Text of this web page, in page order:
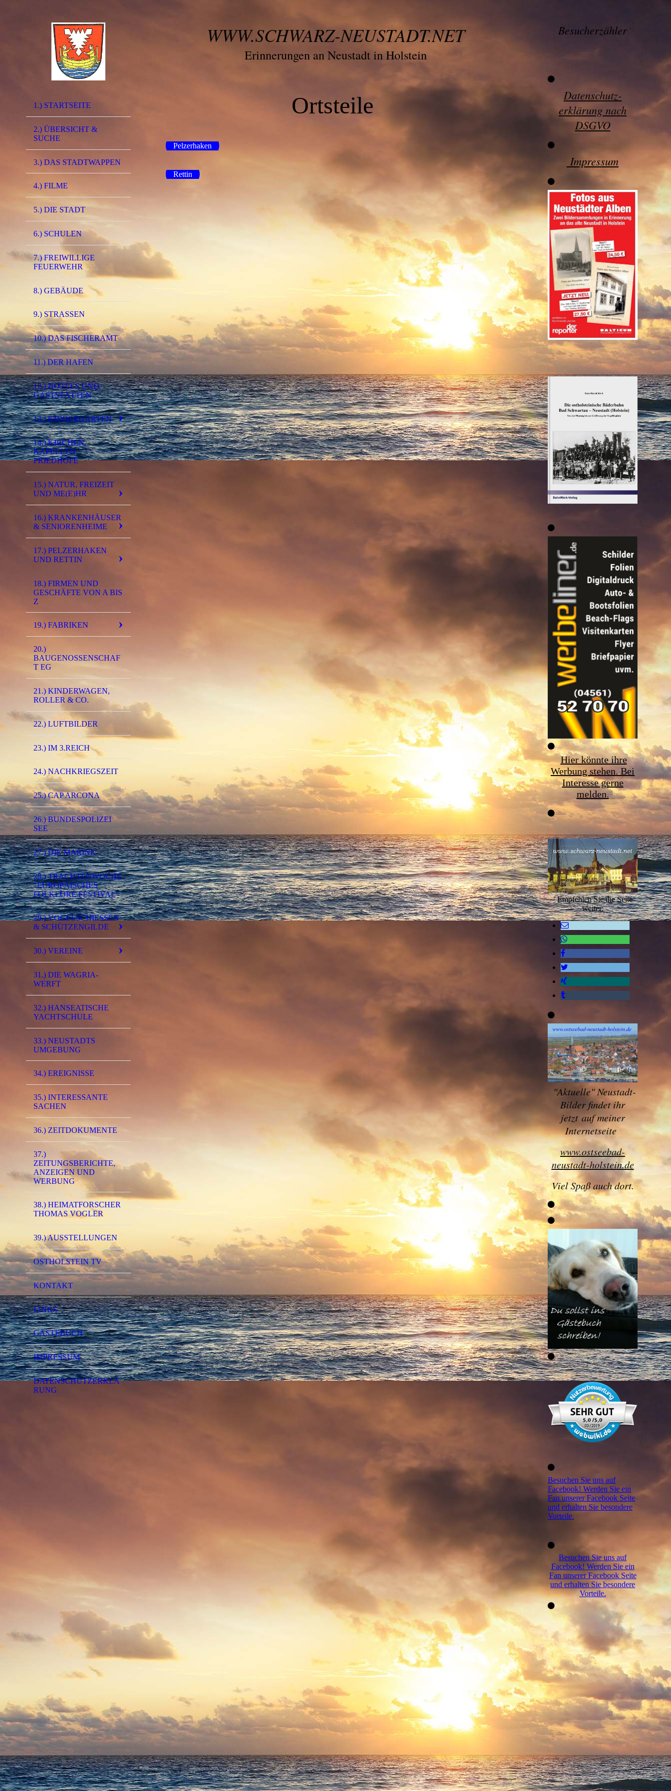
1.) STARTSEITE
2.) ÜBERSICHT &
SUCHE
3.) DAS STADTWAPPEN
4.) FILME
5.) DIE STADT
6.) SCHULEN
7.) FREIWILLIGE
FEUERWEHR
8.) GEBÄUDE
9.) STRASSEN
10.) DAS FISCHERAMT
11.) DER HAFEN
12.) HOTELS UND
GASTSTÄTTEN
13.) KINDERGÄRTEN
14.) KIRCHEN,
KAPELLEN,
FRIEDHÖFE
15.) NATUR, FREIZEIT
UND ME(E)HR
16.) KRANKENHÄUSER
& SENIORENHEIME
17.) PELZERHAKEN
UND RETTIN
18.) FIRMEN UND
GESCHÄFTE VON A BIS
Z
19.) FABRIKEN
20.)
BAUGENOSSENSCHAF
T EG
21.) KINDERWAGEN,
ROLLER & CO.
22.) LUFTBILDER
23.) IM 3.REICH
24.) NACHKRIEGSZEIT
25.) CAP ARCONA
26.) BUNDESPOLIZEI
SEE
27.) DIE MARINE
28.) TRACHTENWOCHE
"EUROPÄISCHES
FOLKLORE FESTIVAL"
29.) VOGELSCHIESSEN &
SCHÜTZENGILDE
30.) VEREINE
31.) DIE WAGRIA-
WERFT
32.) HANSEATISCHE
YACHTSCHULE
33.) NEUSTADTS
UMGEBUNG
34.) EREIGNISSE
35.) INTERESSANTE
SACHEN
36.) ZEITDOKUMENTE
37.)
ZEITUNGSBERICHTE,
ANZEIGEN UND
WERBUNG
38.) HEIMATFORSCHER
THOMAS VOGLER
39.) AUSSTELLUNGEN
OSTHOLSTEIN TV
KONTAKT
LINKS
GÄSTEBUCH
IMPRESSUM
DATENSCHUTZERKLÄ
RUNG
WWW.SCHWARZ-NEUSTADT.NET
Erinnerungen an Neustadt in Holstein
Ortsteile
Pelzerhaken
Rettin
Besucherzähler
Datenschutz-
erklärung nach
DSGVO
Impressum
Hier könnte ihre
Werbung stehen. Bei
Interesse gerne
melden.
Empfehlen Sie die Seite
weiter:
"Aktuelle" Neustadt-
Bilder findet ihr
jetzt auf meiner
Internetseite
www.ostseebad-
neustadt-holstein.de
Viel Spaß auch dort.
Besuchen Sie uns auf
Facebook! Werden Sie ein
Fan unserer Facebook Seite
und erhalten Sie besondere
Vorteile.
Besuchen Sie uns auf
Facebook! Werden Sie ein
Fan unserer Facebook Seite
und erhalten Sie besondere
Vorteile.